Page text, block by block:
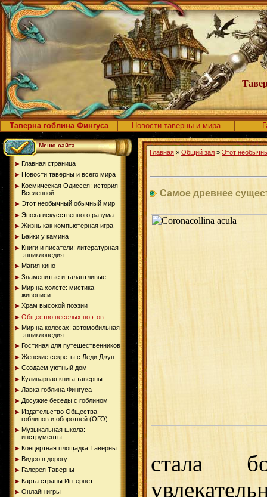
Таверна гоблина Фингуса Новости таверны и мира
Меню сайта
Главная страница
Новости таверны и всего мира
Космическая Одиссея: история
Вселенной
Этот необычный обычный мир
Эпоха искусственного разума
Жизнь как компьютерная игра
Байки у камина
Книги и писатели: литературная
энциклопедия
Магия кино
Знаменитые и талантливые
Мир на холсте: мистика
живописи
Храм высокой поэзии
Общество веселых поэтов
Мир на колесах: автомобильная
энциклопедия
Гостиная для путешественников
Женские секреты с Леди Джун
Создаем уютный дом
Кулинарная книга таверны
Лавка гоблина Фингуса
Досужие беседы с гоблином
Издательство Общества
гоблинов и оборотней (ОГО)
Музыкальная школа:
инструменты
Концертная площадка Таверны
Видео в дорогу
Галерея Таверны
Карта страны Интернет
Онлайн игры
Главная » Общий зал » Этот
Самое древнее
стала